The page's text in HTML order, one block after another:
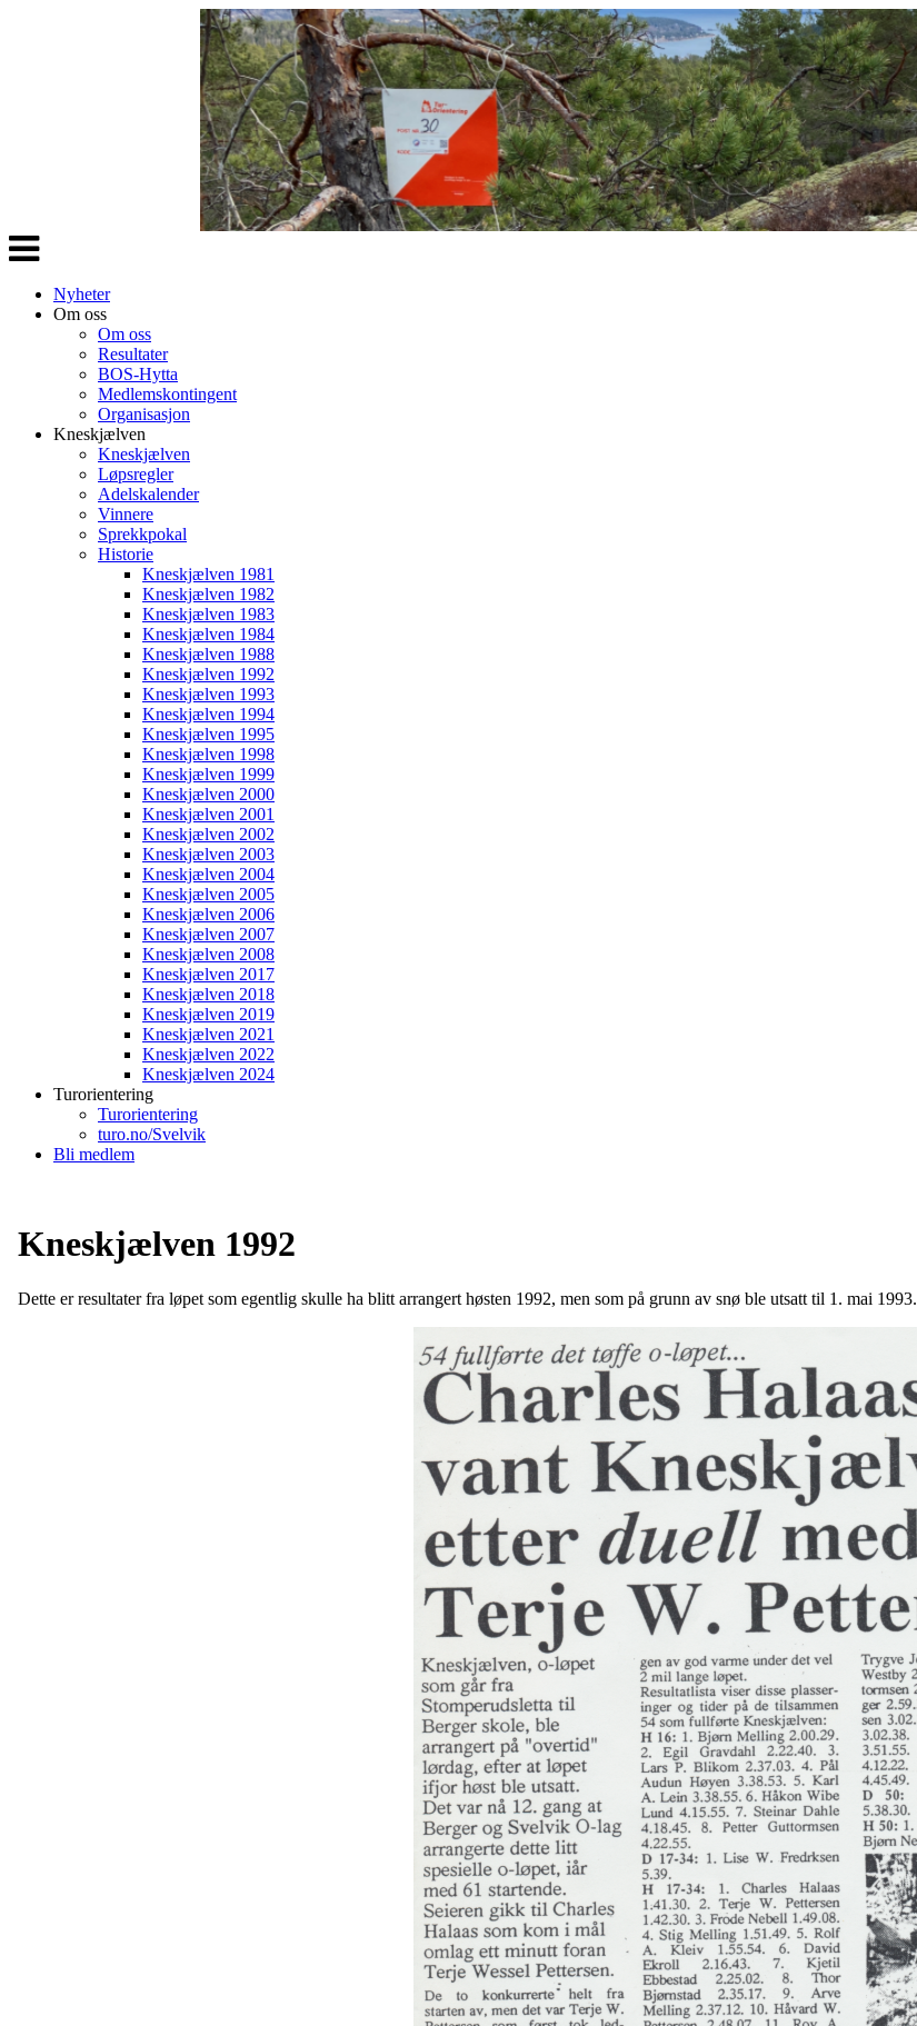
Veksle
navigasjon
Nyheter
Om oss
Om oss
Resultater
BOS-Hytta
Medlemskontingent
Organisasjon
Kneskjælven
Kneskjælven
Løpsregler
Adelskalender
Vinnere
Sprekkpokal
Historie
Kneskjælven 1981
Kneskjælven 1982
Kneskjælven 1983
Kneskjælven 1984
Kneskjælven 1988
Kneskjælven 1992
Kneskjælven 1993
Kneskjælven 1994
Kneskjælven 1995
Kneskjælven 1998
Kneskjælven 1999
Kneskjælven 2000
Kneskjælven 2001
Kneskjælven 2002
Kneskjælven 2003
Kneskjælven 2004
Kneskjælven 2005
Kneskjælven 2006
Kneskjælven 2007
Kneskjælven 2008
Kneskjælven 2017
Kneskjælven 2018
Kneskjælven 2019
Kneskjælven 2021
Kneskjælven 2022
Kneskjælven 2024
Turorientering
Turorientering
turo.no/Svelvik
Bli medlem
Kneskjælven 1992
Dette er resultater fra løpet som egentlig skulle ha blitt arrangert høsten 1992, men som på grunn av snø ble utsatt til 1. mai 1993.